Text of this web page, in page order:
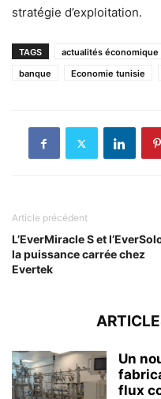
stratégie d’exploitation.
TAGS actualités économique
banque
Economie tunisie
Article précédent
L’EverMiracle S et
la puissance carrée chez
Evertek
Un
flux